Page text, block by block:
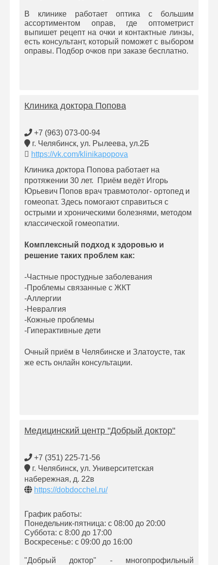
В клинике работает оптика с большим
ассортиментом оправ, где оптометрист
выпишет рецепт на очки и контактные линзы,
есть консультант, который поможет с выбором
оправы. Подбор очков при заказе бесплатно.
Клиника доктора Попова
+7 (963) 073-00-94
г. Челябинск, ул. Рылеева, ул.2Б
https://vk.com/klinikapopova
Клиника доктора Попова работает на
протяжении 30 лет. Приём ведёт Игорь
Юрьевич Попов врач травмотолог- ортопед и
гомеопат. Здесь помогают справиться с
острыми и хроническими болезнями, методом
классической гомеопатии.
Комплексный подход к здоровью и
решение таких проблем как:
-Частные простудные заболевания
-Проблемы связанные с ЖКТ
-Аллергии
-Невралгия
-Кожные проблемы
-Гиперактивные дети
Очный приём в Челябинске и Златоусте, так
же есть онлайн консультации.
Медицинский центр "Добрый доктор"
+7 (351) 225-71-56
г. Челябинск, ул. Университетская
набережная, д. 22в
https://dobdocchel.ru/
График работы:
Понедельник-пятница: с 08:00 до 20:00
Суббота: с 8:00 до 17:00
Воскресенье: с 09:00 до 16:00
"Добрый доктор" - многопрофильный